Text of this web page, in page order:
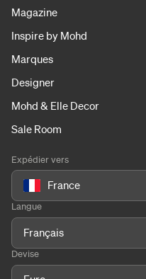
Magazine
Inspire by Mohd
Marques
Designer
Mohd & Elle Decor
Sale Room
Expédier vers
France
Langue
Français
Devise